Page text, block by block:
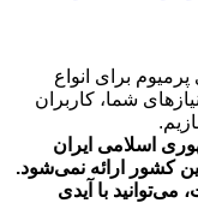
برای انواع
شما، کاربران
اسلامی ایران
کشور ارائه نمی‌شود.
با آیدی